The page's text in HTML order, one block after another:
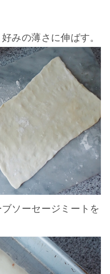
みの薄さに伸ばす。
ソーセージミートを